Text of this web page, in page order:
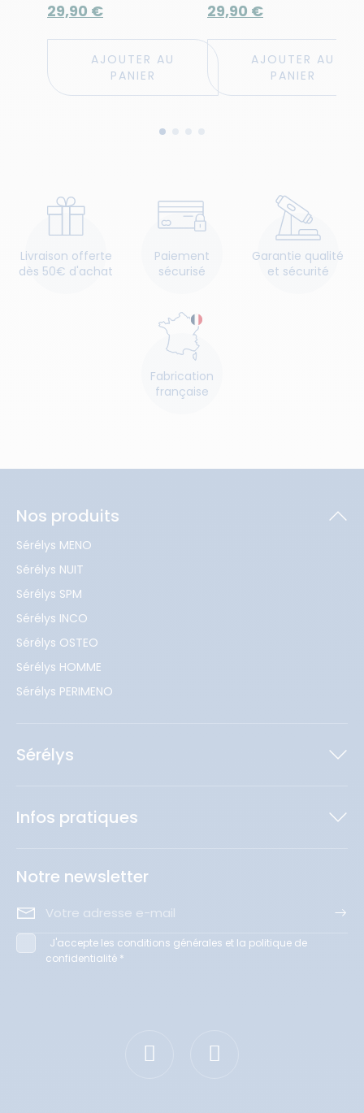
29,90 €
AJOUTER AU
PANIER
sueurs nocturnes
la...
29,90 €
AJOUTER AU
PANIER
Livraison offerte
dès 50€ d'achat
Paiement
sécurisé
Garantie qualité
et sécurité
Fabrication
française
Nos produits
Sérélys MENO
Sérélys NUIT
Sérélys SPM
Sérélys INCO
Sérélys OSTEO
Sérélys HOMME
Sérélys PERIMENO
Sérélys
Infos pratiques
Notre newsletter
J'accepte les conditions générales et la politique de
confidentialité *